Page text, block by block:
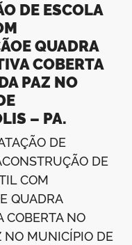
DE ESCOLA
QUADRA
COBERTA
PAZ NO
– PA.
DE
DE
COM
QUADRA
COBERTA NO
NO MUNICÍPIO DE